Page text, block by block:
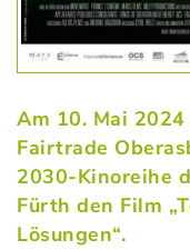
Am 10. Mai
Fairtrade
2030-Kinoreihe
Fürth den Film
Lösungen“.